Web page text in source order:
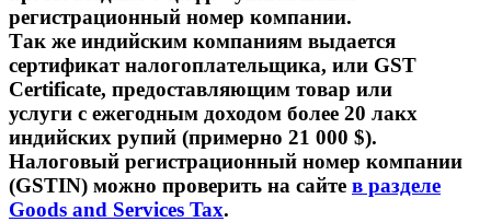
регистрационный номер компании.
Так же индийским компаниям выдается
сертификат налогоплательщика, или GST
Certificate, предоставляющим товар или
услуги с ежегодным доходом более 20 лакх
индийских рупий (примерно 21 000 $).
Налоговый регистрационный номер компании
(GSTIN) можно проверить на сайте в разделе
Goods and Services Tax.